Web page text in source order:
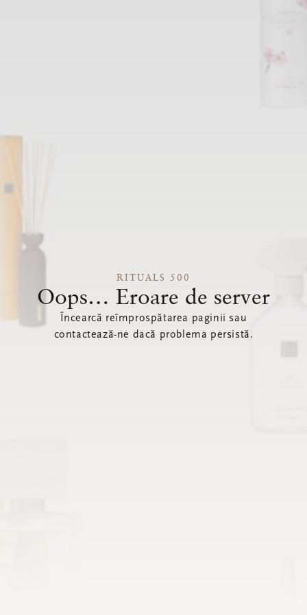
RITUALS 500
Oops… Eroare de server
Încearcă reîmprospătarea paginii sau
contactează-ne dacă problema persistă.